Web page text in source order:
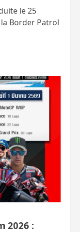
le 25
Border Patrol
2026 :